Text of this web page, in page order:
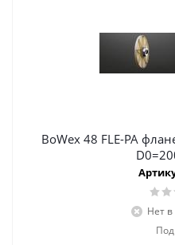
BoWex 48 FLE-PA
Нет
Под